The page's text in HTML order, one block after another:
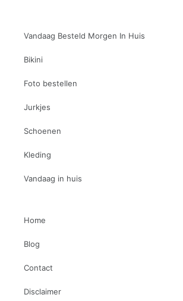
Vandaag Besteld Morgen In Huis
Bikini
Foto bestellen
Jurkjes
Schoenen
Kleding
Vandaag in huis
Home
Blog
Contact
Disclaimer